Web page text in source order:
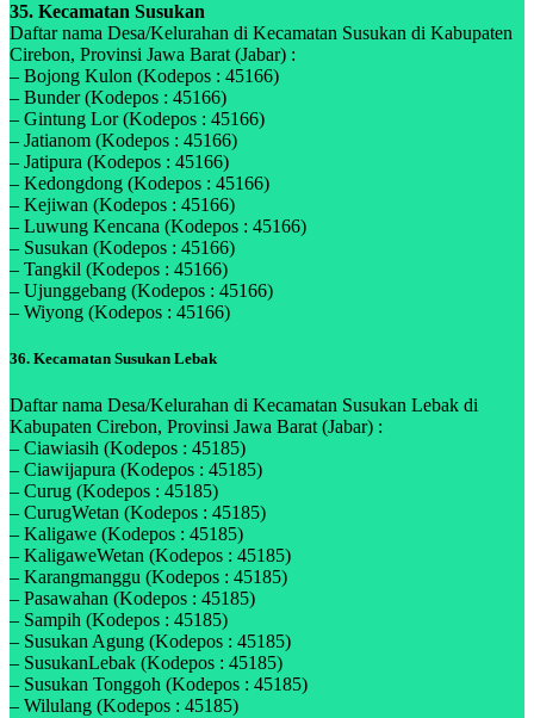
35. Kecamatan Susukan
Daftar nama Desa/Kelurahan di Kecamatan Susukan di Kabupaten
Cirebon, Provinsi Jawa Barat (Jabar) :
– Bojong Kulon (Kodepos : 45166)
– Bunder (Kodepos : 45166)
– Gintung Lor (Kodepos : 45166)
– Jatianom (Kodepos : 45166)
– Jatipura (Kodepos : 45166)
– Kedongdong (Kodepos : 45166)
– Kejiwan (Kodepos : 45166)
– Luwung Kencana (Kodepos : 45166)
– Susukan (Kodepos : 45166)
– Tangkil (Kodepos : 45166)
– Ujunggebang (Kodepos : 45166)
– Wiyong (Kodepos : 45166)
36. Kecamatan Susukan Lebak
Daftar nama Desa/Kelurahan di Kecamatan Susukan Lebak di
Kabupaten Cirebon, Provinsi Jawa Barat (Jabar) :
– Ciawiasih (Kodepos : 45185)
– Ciawijapura (Kodepos : 45185)
– Curug (Kodepos : 45185)
– CurugWetan (Kodepos : 45185)
– Kaligawe (Kodepos : 45185)
– KaligaweWetan (Kodepos : 45185)
– Karangmanggu (Kodepos : 45185)
– Pasawahan (Kodepos : 45185)
– Sampih (Kodepos : 45185)
– Susukan Agung (Kodepos : 45185)
– SusukanLebak (Kodepos : 45185)
– Susukan Tonggoh (Kodepos : 45185)
– Wilulang (Kodepos : 45185)